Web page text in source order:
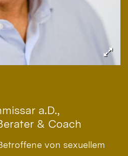
a.D.,
& Coach
von sexuellem